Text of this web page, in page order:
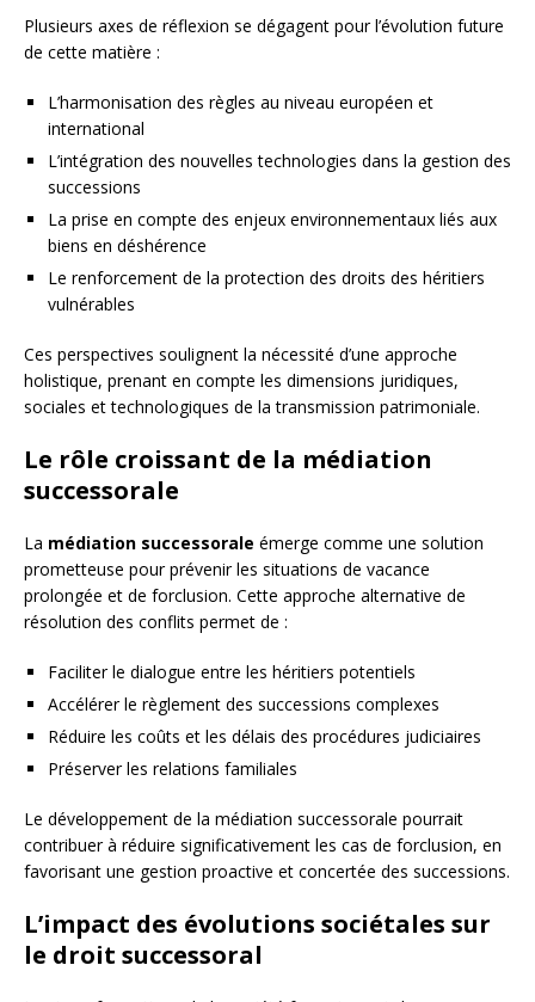
Plusieurs axes de réflexion se dégagent pour l’évolution future
de cette matière :
L’harmonisation des règles au niveau européen et
international
L’intégration des nouvelles technologies dans la gestion des
successions
La prise en compte des enjeux environnementaux liés aux
biens en déshérence
Le renforcement de la protection des droits des héritiers
vulnérables
Ces perspectives soulignent la nécessité d’une approche
holistique, prenant en compte les dimensions juridiques,
sociales et technologiques de la transmission patrimoniale.
Le rôle croissant de la médiation
successorale
La médiation successorale émerge comme une solution
prometteuse pour prévenir les situations de vacance
prolongée et de forclusion. Cette approche alternative de
résolution des conflits permet de :
Faciliter le dialogue entre les héritiers potentiels
Accélérer le règlement des successions complexes
Réduire les coûts et les délais des procédures judiciaires
Préserver les relations familiales
Le développement de la médiation successorale pourrait
contribuer à réduire significativement les cas de forclusion, en
favorisant une gestion proactive et concertée des successions.
L’impact des évolutions sociétales sur
le droit successoral